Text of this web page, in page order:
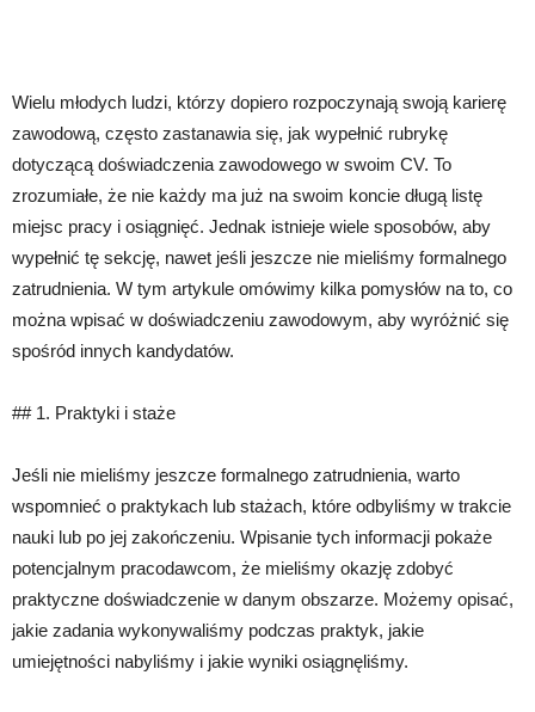
Wielu młodych ludzi, którzy dopiero rozpoczynają swoją karierę
zawodową, często zastanawia się, jak wypełnić rubrykę
dotyczącą doświadczenia zawodowego w swoim CV. To
zrozumiałe, że nie każdy ma już na swoim koncie długą listę
miejsc pracy i osiągnięć. Jednak istnieje wiele sposobów, aby
wypełnić tę sekcję, nawet jeśli jeszcze nie mieliśmy formalnego
zatrudnienia. W tym artykule omówimy kilka pomysłów na to, co
można wpisać w doświadczeniu zawodowym, aby wyróżnić się
spośród innych kandydatów.
## 1. Praktyki i staże
Jeśli nie mieliśmy jeszcze formalnego zatrudnienia, warto
wspomnieć o praktykach lub stażach, które odbyliśmy w trakcie
nauki lub po jej zakończeniu. Wpisanie tych informacji pokaże
potencjalnym pracodawcom, że mieliśmy okazję zdobyć
praktyczne doświadczenie w danym obszarze. Możemy opisać,
jakie zadania wykonywaliśmy podczas praktyk, jakie
umiejętności nabyliśmy i jakie wyniki osiągnęliśmy.